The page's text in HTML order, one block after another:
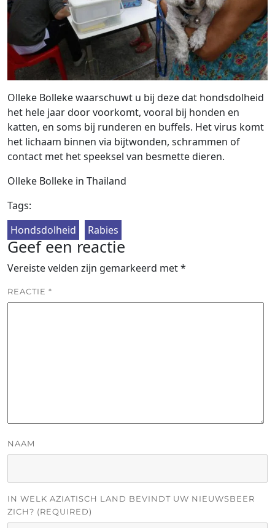
Olleke Bolleke waarschuwt u bij deze dat hondsdolheid
het hele jaar door voorkomt, vooral bij honden en
katten, en soms bij runderen en buffels. Het virus komt
het lichaam binnen via bijtwonden, schrammen of
contact met het speeksel van besmette dieren.
Olleke Bolleke in Thailand
Tags:
Hondsdolheid
Rabies
Geef een reactie
Vereiste velden zijn gemarkeerd met*
REACTIE *
NAAM
IN WELK AZIATISCH LAND BEVINDT UW NIEUWSBEER
ZICH? (REQUIRED)